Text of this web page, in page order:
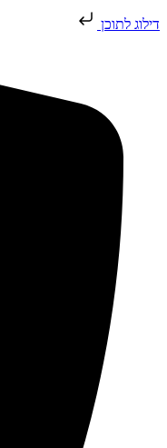
דילוג לתוכן